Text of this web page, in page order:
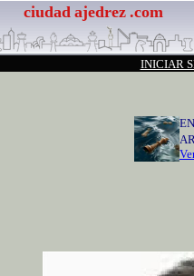
ciudad ajedrez .com
INICIAR